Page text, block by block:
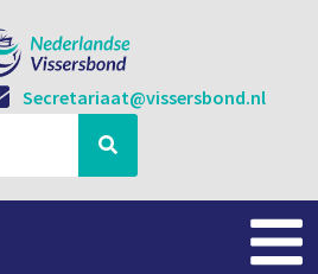
Secretariaat@vissersbond.nl